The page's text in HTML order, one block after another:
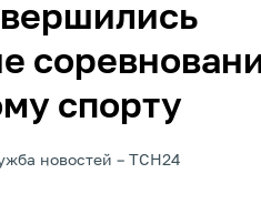
спорту
новостей ТСН24